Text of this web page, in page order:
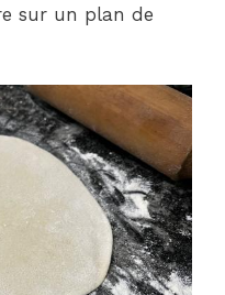
sur un plan de